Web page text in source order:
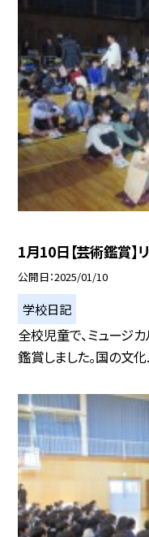
1月10日【芸術鑑賞】
公開日 2025/01/10
学校日記
全校児童で、ミュージカ
鑑賞しました。国の文